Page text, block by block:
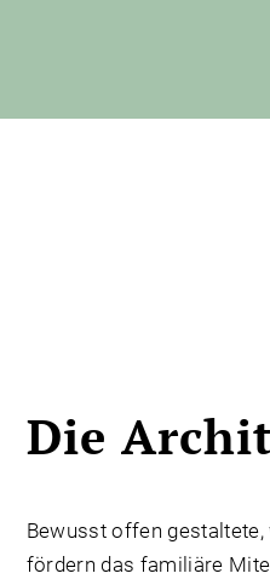
Die
Bewusst offen
fördern das familiäre